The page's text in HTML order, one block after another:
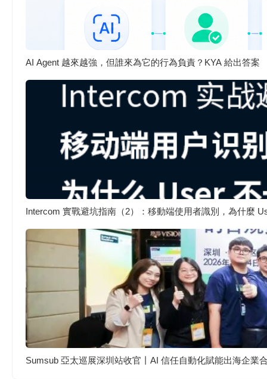
AI Agent 越來越強，但誰來為它的行為負責？KYA 給出答案
Intercom 實戰避坑指南（2）：移動端使用者識別，為什麼
Sumsub 亞太巡展深圳站收官丨AI 信任自動化賦能出海企業